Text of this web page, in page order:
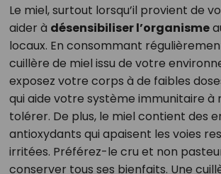
Le miel, surtout lorsqu’il provient de
aider à désensibiliser l’organisme
locaux. En consommant
cuillère de miel issu de votre
exposez votre corps à de faibles
qui aide votre système immunitaire à
tolérer. De plus, le miel contient des
antioxydants qui apaisent les voies
irritées. Préférez-le cru et non
conserver tous ses bienfaits. Une